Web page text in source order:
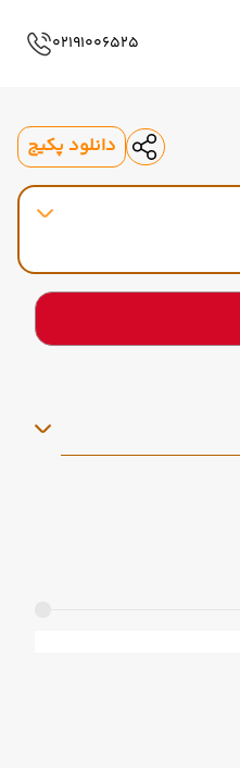
02191006525
دانلود پکیج